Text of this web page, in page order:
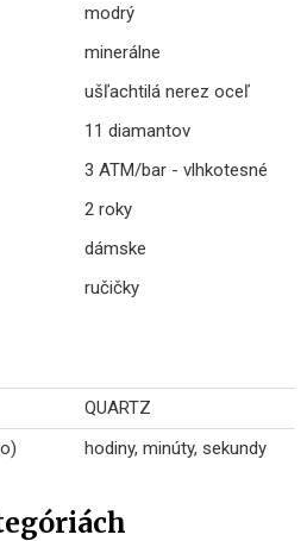
modrý
minerálne
ušľachtilá nerez oceľ
11 diamantov
3 ATM/bar - vlhkotesné
2 roky
dámske
ručičky
QUARTZ
hodiny, minúty, sekundy